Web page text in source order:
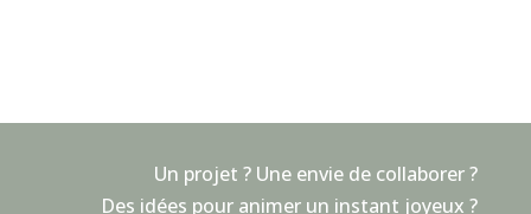
Un projet ? Une envie de collaborer ?
Des idées pour animer un instant joyeux ?